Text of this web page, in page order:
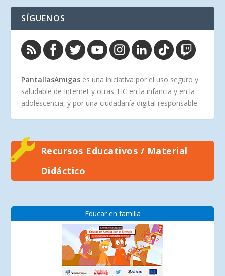
SÍGUENOS
PantallasAmigas es una iniciativa por el uso seguro y
saludable de Internet y otras TIC en la infancia y en la
adolescencia, y por una ciudadanía digital responsable.
Recursos Educativos / Material
Didáctico
Educar en familia